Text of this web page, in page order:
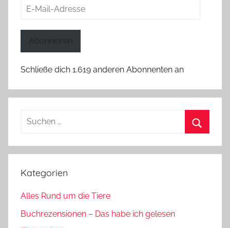
E-
Abonnieren
Schließe dich 1.619 anderen Abonnenten an
Suchen
Kategorien
Alles Rund um die Tiere
Buchrezensionen – Das habe ich gelesen